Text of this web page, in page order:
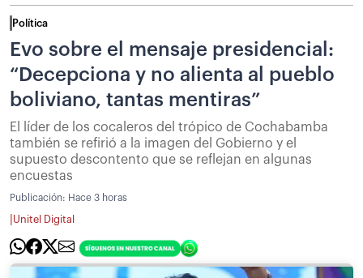
Política
Evo sobre el mensaje presidencial:
“Decepciona y no alienta al pueblo
boliviano, tantas mentiras”
El líder de los cocaleros del trópico de Cochabamba
también se refirió a la imagen del Gobierno y el
supuesto descontento que se reflejan en algunas
encuestas
Publicación: Hace 3 horas
Unitel Digital